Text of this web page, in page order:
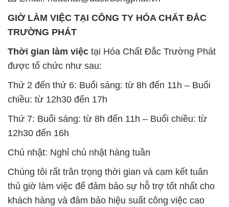
GIỜ LÀM VIỆC TẠI CÔNG TY HÓA CHẤT ĐẮC
TRƯỜNG PHÁT
Thời gian làm việc tại Hóa Chất Đắc Trường Phát
được tổ chức như sau:
Thứ 2 đến thứ 6: Buổi sáng: từ 8h đến 11h – Buổi
chiều: từ 12h30 đến 17h
Thứ 7: Buổi sáng: từ 8h đến 11h – Buổi chiều: từ
12h30 đến 16h
Chủ nhật: Nghỉ chủ nhật hàng tuần
Chúng tôi rất trân trọng thời gian và cam kết tuân
thủ giờ làm việc để đảm bảo sự hỗ trợ tốt nhất cho
khách hàng và đảm bảo hiệu suất công việc cao